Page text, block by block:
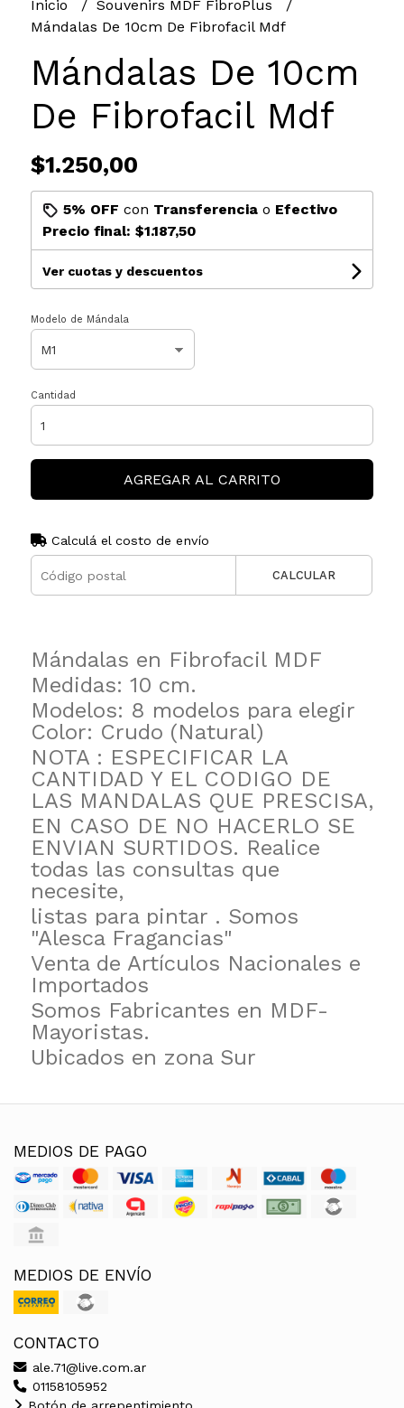
Inicio
Souvenirs MDF FibroPlus
Mándalas De 10cm De Fibrofacil Mdf
Mándalas De 10cm
De Fibrofacil Mdf
$1.250,00
5% OFF con Transferenciao Efectivo
Precio final: $1.187,50
Ver cuotas y descuentos
Modelo de Mándala
Cantidad
AGREGAR AL CARRITO
Calculá el costo de envío
CALCULAR
Mándalas en Fibrofacil MDF
Medidas: 10 cm.
Modelos: 8 modelos para elegir
Color: Crudo (Natural)
NOTA : ESPECIFICAR LA
CANTIDAD Y EL CODIGO DE
LAS MANDALAS QUE PRESCISA,
EN CASO DE NO HACERLO SE
ENVIAN SURTIDOS. Realice
todas las consultas que
necesite,
listas para pintar . Somos
"Alesca Fragancias"
Venta de Artículos Nacionales e
Importados
Somos Fabricantes en MDF-
Mayoristas.
Ubicados en zona Sur
MEDIOS DE PAGO
MEDIOS DE ENVÍO
CONTACTO
ale.71@live.com.ar
01158105952